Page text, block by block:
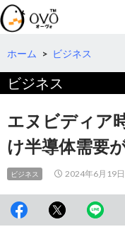
検
索
コ
テ
へ
動
ホーム > ビジネス
ビジネス
エヌビディア
け半導体需要
ビジネス 2024年6月19日